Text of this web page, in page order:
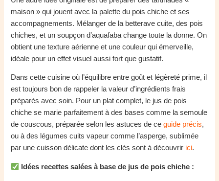
maison » qui jouent avec la palette du pois chiche et ses
accompagnements. Mélanger de la betterave cuite, des pois
chiches, et un soupçon d’aquafaba change toute la donne. On
obtient une texture aérienne et une couleur qui émerveille,
idéale pour un effet visuel aussi fort que gustatif.
Dans cette cuisine où l’équilibre entre goût et légèreté prime, il
est toujours bon de rappeler la valeur d’ingrédients frais
préparés avec soin. Pour un plat complet, le jus de pois
chiche se marie parfaitement à des bases comme la semoule
de couscous, préparée selon les astuces de ceguide précis,
ou à des légumes cuits vapeur comme l’asperge, sublimée
par une cuisson délicate dont les clés sont à découvrir ici.
Idées recettes salées à base de jus de pois chiche :